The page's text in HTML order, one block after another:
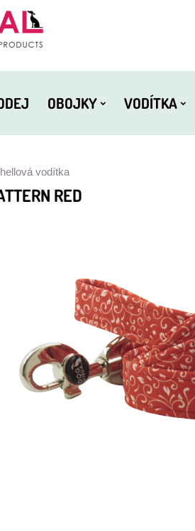
OBOJKY VODÍTKA
vodítka
RED